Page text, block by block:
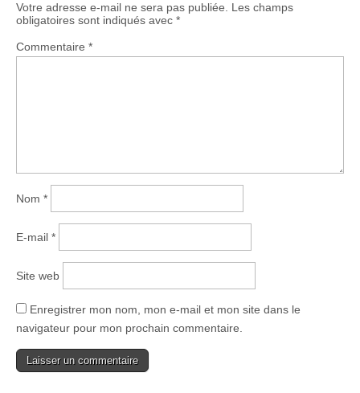
Votre adresse e-mail ne sera pas publiée.
Les champs
obligatoires sont indiqués avec *
Commentaire *
Nom *
E-mail *
Site web
Enregistrer mon nom, mon e-mail et mon site dans le
navigateur pour mon prochain commentaire.